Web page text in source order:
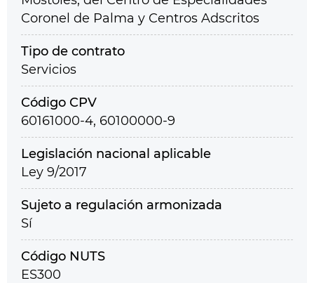
Coronel de Palma y Centros Adscritos
Tipo de contrato
Servicios
Código CPV
60161000-4, 60100000-9
Legislación nacional aplicable
Ley 9/2017
Sujeto a regulación armonizada
Sí
Código NUTS
ES300